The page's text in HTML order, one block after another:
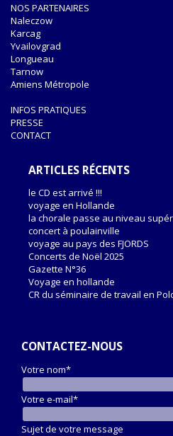
NOS PARTENAIRES
Naleczow
Karcag
Yvailovgrad
Longueau
Tarnow
Amiens Métropole
INFOS PRATIQUES
PRESSE
CONTACT
ARTICLES RÉCENTS
le CD est arrivé !!!
voyage en Hollande
la chorale passe au niveau
concert à poulainville
voyage au pays des FJORDS
Concerts de Noël 2025
Gazette N°36
Voyage en hollande
CR du séminaire de travail en
CONTACTEZ-NOUS
Votre nom*
Votre e-mail*
Sujet de votre message